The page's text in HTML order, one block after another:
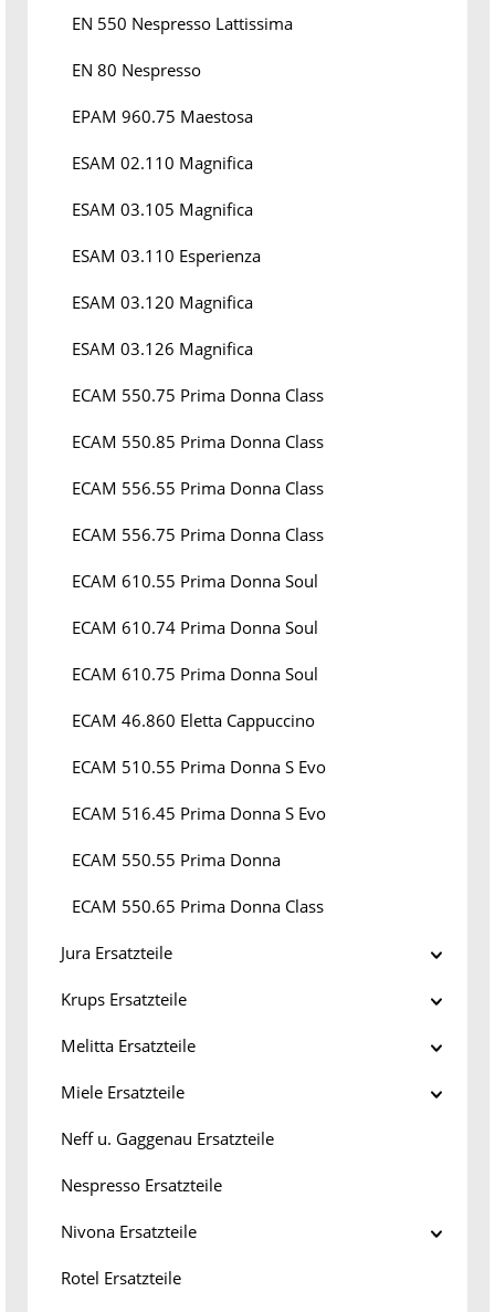
EN 550 Nespresso Lattissima
EN 80 Nespresso
EPAM 960.75 Maestosa
ESAM 02.110 Magnifica
ESAM 03.105 Magnifica
ESAM 03.110 Esperienza
ESAM 03.120 Magnifica
ESAM 03.126 Magnifica
ECAM 550.75 Prima Donna Class
ECAM 550.85 Prima Donna Class
ECAM 556.55 Prima Donna Class
ECAM 556.75 Prima Donna Class
ECAM 610.55 Prima Donna Soul
ECAM 610.74 Prima Donna Soul
ECAM 610.75 Prima Donna Soul
ECAM 46.860 Eletta Cappuccino
ECAM 510.55 Prima Donna S Evo
ECAM 516.45 Prima Donna S Evo
ECAM 550.55 Prima Donna
ECAM 550.65 Prima Donna Class
Jura Ersatzteile
Krups Ersatzteile
Melitta Ersatzteile
Miele Ersatzteile
Neff u. Gaggenau Ersatzteile
Nespresso Ersatzteile
Nivona Ersatzteile
Rotel Ersatzteile